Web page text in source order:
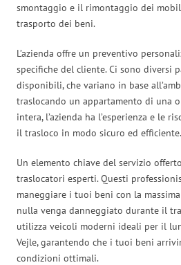
smontaggio e il rimontaggio dei
trasporto dei beni.
L’azienda offre un preventivo
specifiche del cliente. Ci sono diversi
disponibili, che variano in base
traslocando un appartamento di una
intera, l’azienda ha l’esperienza e le
il trasloco in modo sicuro ed efficiente.
Un elemento chiave del servizio
traslocatori esperti. Questi
maneggiare i tuoi beni con la
nulla venga danneggiato durante il
utilizza veicoli moderni ideali per il
Vejle, garantendo che i tuoi beni
condizioni ottimali.